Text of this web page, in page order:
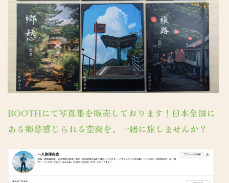
BOOTHにて写真集を販売しております！日本全国に
ある郷愁感じられる空間を、一緒に旅しませんか？